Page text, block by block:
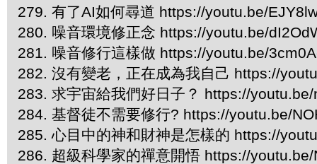
279. 有了AI如何尋道 https://youtu.be/
280. 噪音環境修正念 https://youtu.be/
281. 噪音修行這樣做 https://youtu.be/
282. 沒有變老，正在成為我自己 https://
283. 求宇宙給我們好日子？ https://
284. 基督徒不需要修行? https://youtu.be/
285. 心目中的神和財神是怎樣的 https://
286. 超級科學家的禪意開悟 https://youtu.be/